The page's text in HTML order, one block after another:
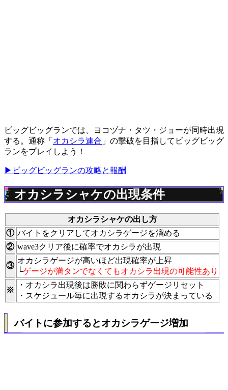
ビッグビッグランでは、ヨコヅナ・タツ・ジョーが同時出現
する。通称「 オカシラ連合 」の撃破を目指してビッグビッグ
ランをプレイしよう！
▶ビッグビッグランの攻略と報酬
オカシラシャケの出現条件
オカシラシャケの出し方
① バイトをクリアしてオカシラゲージを溜める
② wave3クリア後に確率でオカシラが出現
③
オカシラゲージが高いほど出現確率が上昇
└ゲージが満タンでなくてもオカシラ出現の可能性あり
※
・オカシラ出現後は勝敗に関わらずゲージリセット
・スケジュール毎に出現するオカシラが決まっている
バイトに参加するとオカシラゲージ増加